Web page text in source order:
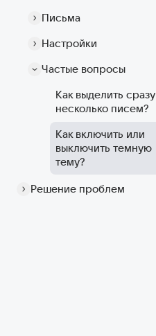
Письма
Настройки
Частые вопросы
Как выделить сразу
несколько писем?
Как включить или
выключить темную
тему?
Решение проблем